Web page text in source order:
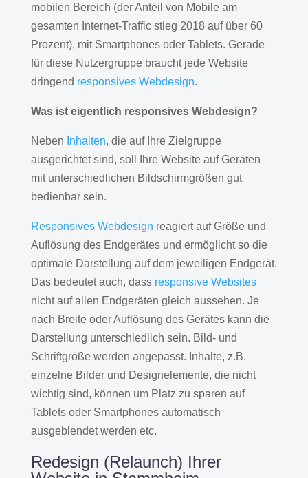
mobilen Bereich (der Anteil von Mobile am
gesamten Internet-Traffic stieg 2018 auf über 60
Prozent), mit Smartphones oder Tablets. Gerade
für diese Nutzergruppe braucht jede Website
dringend responsives Webdesign.
Was ist eigentlich responsives Webdesign?
Neben Inhalten, die auf Ihre Zielgruppe
ausgerichtet sind, soll Ihre Website auf Geräten
mit unterschiedlichen Bildschirmgrößen gut
bedienbar sein.
Responsives Webdesign reagiert auf Größe und
Auflösung des Endgerätes und ermöglicht so die
optimale Darstellung auf dem jeweiligen Endgerät.
Das bedeutet auch, dass responsive Websites
nicht auf allen Endgeräten gleich aussehen. Je
nach Breite oder Auflösung des Gerätes kann die
Darstellung unterschiedlich sein. Bild- und
Schriftgröße werden angepasst. Inhalte, z.B.
einzelne Bilder und Designelemente, die nicht
wichtig sind, können um Platz zu sparen auf
Tablets oder Smartphones automatisch
ausgeblendet werden etc.
Redesign (Relaunch) Ihrer